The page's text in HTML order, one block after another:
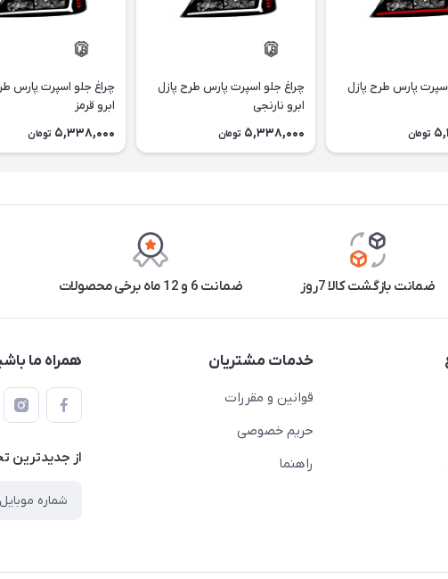
پارس طرح پازل
تومان
چراغ جلو اسپرت پارس طرح پازل
ابرو نارنجی
5,338,000 تومان
چراغ جلو اسپرت پارس
ابرو قرمز
5,338,000 تومان
ضمانت بازگشت کالا 7روز ضمانت 6 و 12 ماه برخی محصولات
خدمات مشتریان
قوانین و مقررات
حریم خصوصی
راهنما
همراه ما
از جدید‌ترین